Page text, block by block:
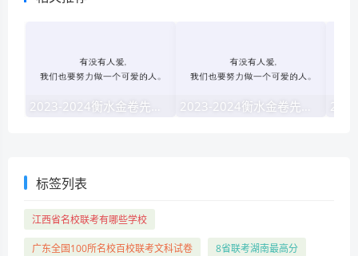
标签列表
江西省名校联考有哪些学校
广东全国100所名校百校联考文科试卷 8省联考湖南最高分